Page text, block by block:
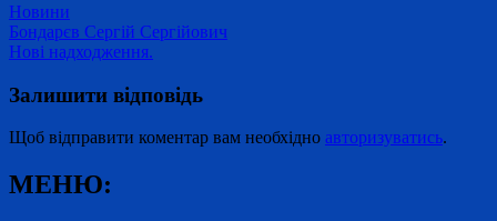
Новини
Навігація
записів
Бондарєв Сергій Сергійович
Нові надходження.
Залишити відповідь
Щоб відправити коментар вам необхідно авторизуватись.
МЕНЮ: